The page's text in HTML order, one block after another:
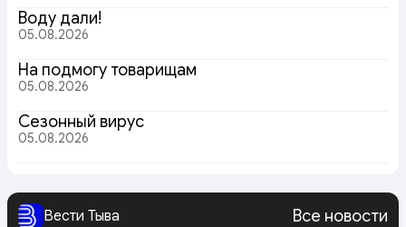
Воду дали!
05.08.2026
На подмогу товарищам
05.08.2026
Сезонный вирус
05.08.2026
Вести Тыва Все новости